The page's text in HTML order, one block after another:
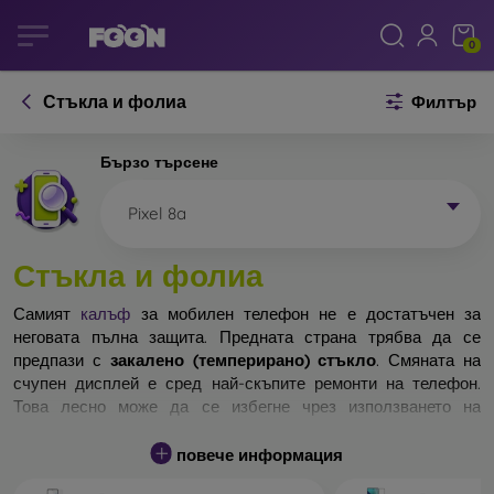
0
Стъкла и фолиа Филтър
Бързо търсене
Pixel 8a
Стъкла и фолиа
Самият калъф за мобилен телефон не е достатъчен за
неговата пълна защита. Предната страна трябва да се
предпази с закалено (темперирано) стъкло. Смяната на
счупен дисплей е сред най-скъпите ремонти на телефон.
Това лесно може да се избегне чрез използването на
Неразбиваемо стъкло за телефон не съществува, но при
повече информация